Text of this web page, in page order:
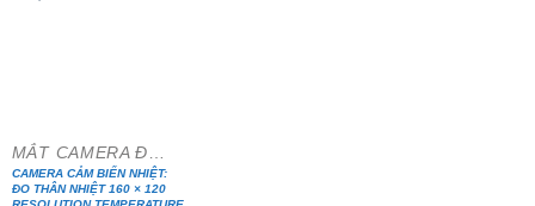
CAMERA CẢM BIẾN NHIỆT:
ĐO THÂN NHIỆT 160 × 120